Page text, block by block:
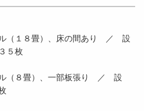
（１８畳）、床の間あり ／ 設
５枚
（８畳）、一部板張り ／ 設